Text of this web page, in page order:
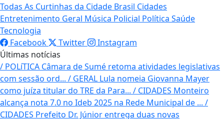
Todas As Curtinhas da Cidade Brasil Cidades
Entretenimento Geral Música Policial Política Saúde
Tecnologia
Facebook
Twitter
Instagram
Últimas notícias
/ POLíTICA Câmara de Sumé retoma atividades legislativas
com sessão ord... / GERAL Lula nomeia Giovanna Mayer
como juíza titular do TRE da Para... / CIDADES Monteiro
alcança nota 7.0 no Ideb 2025 na Rede Municipal de ... /
CIDADES Prefeito Dr. Júnior entrega duas novas